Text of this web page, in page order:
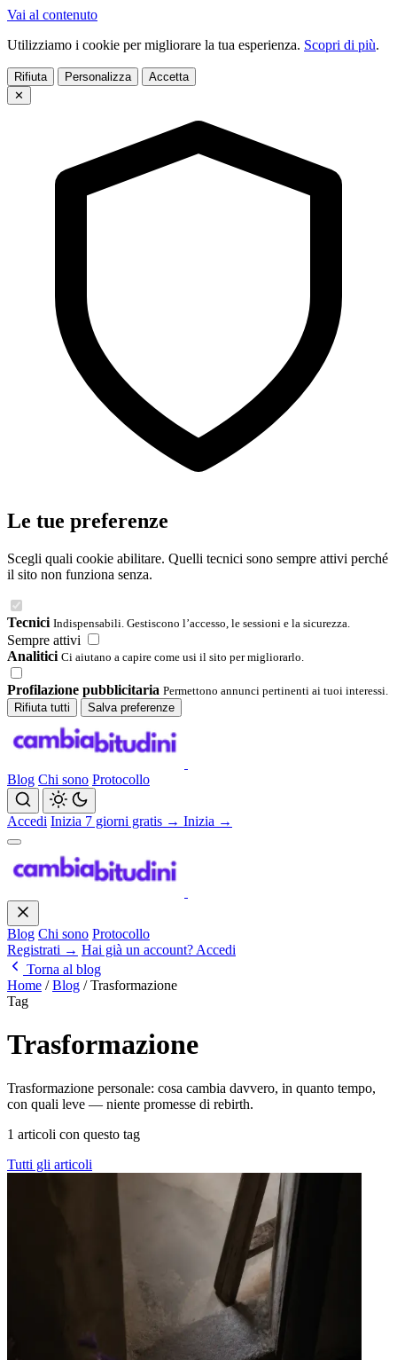
Vai al contenuto
Utilizziamo i cookie per migliorare la tua esperienza. Scopri di più.
Rifiuta Personalizza
Accetta
✕
Le tue preferenze
Scegli quali cookie abilitare. Quelli tecnici sono sempre attivi perché
il sito non funziona senza.
Tecnici Indispensabili. Gestiscono l’accesso, le sessioni e la sicurezza.
Sempre attivi
Analitici Ci aiutano a capire come usi il sito per migliorarlo.
Profilazione pubblicitaria Permettono annunci pertinenti ai tuoi interessi.
Rifiuta tutti
Salva preferenze
Blog Chi sono Protocollo
Accedi Inizia 7 giorni gratis → Inizia →
Blog Chi sono Protocollo
Registrati → Hai già un account? Accedi
Torna al blog
Home / Blog / Trasformazione
Tag
Trasformazione
Trasformazione personale: cosa cambia davvero, in quanto tempo,
con quali leve — niente promesse di rebirth.
1 articoli con questo tag
Tutti gli articoli